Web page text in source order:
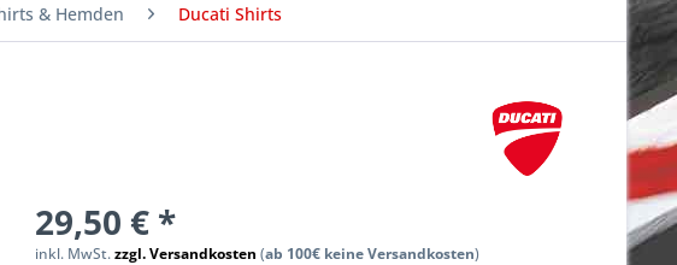
& Hemden Ducati Shirts
29,50 € *
inkl. MwSt.zzgl. Versandkosten (ab 100€ keine Versandkosten)